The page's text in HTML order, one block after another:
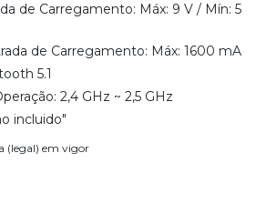
de Carregamento: Máx: 9 V / Mín: 5
de Carregamento: Máx: 1600 mA
5.1
2,4 GHz ~ 2,5 GHz
incluido"
(legal) em vigor